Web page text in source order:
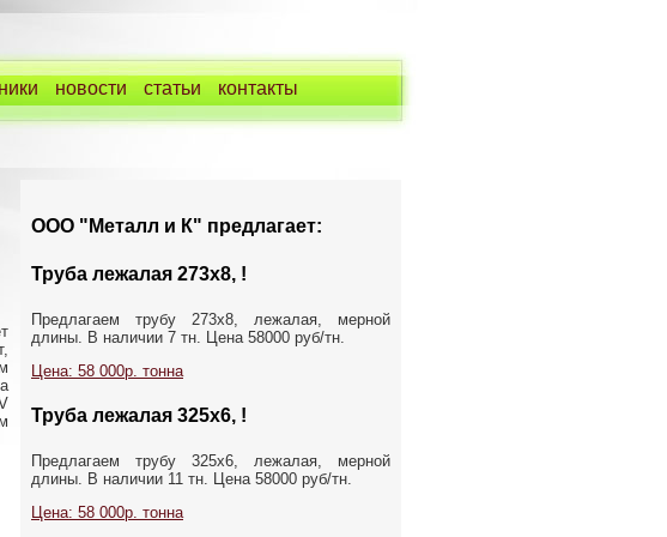
новости статьи контакты
ООО "Металл и К" предлагает:
Труба лежалая 273х8, !
Предлагаем трубу 273х8, лежалая, мерной
длины. В наличии 7 тн. Цена 58000 руб/тн.
Цена: 58 000р. тонна
Труба лежалая 325х6, !
Предлагаем трубу 325х6, лежалая, мерной
длины. В наличии 11 тн. Цена 58000 руб/тн.
Цена: 58 000р. тонна